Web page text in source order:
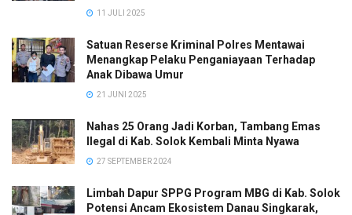
11 JULI 2025
Satuan Reserse Kriminal Polres Mentawai
Menangkap Pelaku Penganiayaan Terhadap
Anak Dibawa Umur
21 JUNI 2025
Nahas 25 Orang Jadi Korban, Tambang Emas
Ilegal di Kab. Solok Kembali Minta Nyawa
27 SEPTEMBER 2024
Limbah Dapur SPPG Program MBG di Kab. Solok
Potensi Ancam Ekosistem Danau Singkarak,